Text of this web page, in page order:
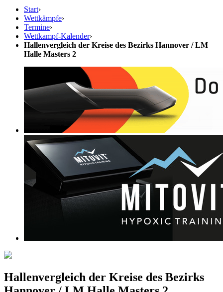
Start›
Wettkämpfe›
Termine›
Wettkampf-Kalender›
Hallenvergleich der Kreise des Bezirks Hannover / LM
Halle Masters 2
Hallenvergleich der Kreise des Bezirks